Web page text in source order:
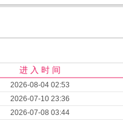
进 入 时 间
2026-08-04 02:53
2026-07-10 23:36
2026-07-08 03:44